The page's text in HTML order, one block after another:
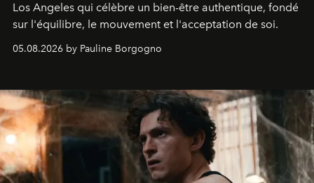
Los Angeles qui célèbre un bien-être authentique, fondé
sur l'équilibre, le mouvement et l'acceptation de soi.
05.08.2026 by Pauline Borgogno